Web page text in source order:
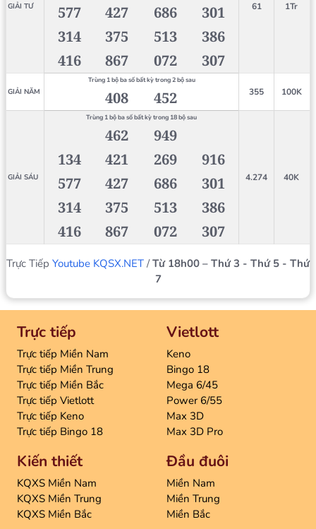
GIẢI TƯ 61 1Tr
577
427 686
301
314
375 513
386
416
867 072 307
GIẢI NĂM
Trùng 1 bộ ba số bất kỳ trong 2 bộ sau
355 100K
408 452
GIẢI SÁU
Trùng 1 bộ ba số bất kỳ trong 18 bộ sau
4.274 40K
462
949
134
421 269
916
577
427 686
301
314
375 513
386
416
867 072 307
Trực Tiếp Youtube KQSX.NET /Từ 18h00 – Thứ 3 - Thứ 5 - Thứ
7
Trực tiếp
Trực tiếp Miền Nam
Trực tiếp Miền Trung
Trực tiếp Miền Bắc
Trực tiếp Vietlott
Trực tiếp Keno
Trực tiếp Bingo 18
Vietlott
Keno
Bingo 18
Mega 6/45
Power 6/55
Max 3D
Max 3D Pro
Kiến thiết
KQXS Miền Nam
KQXS Miền Trung
KQXS Miền Bắc
Đầu đuôi
Miền Nam
Miền Trung
Miền Bắc